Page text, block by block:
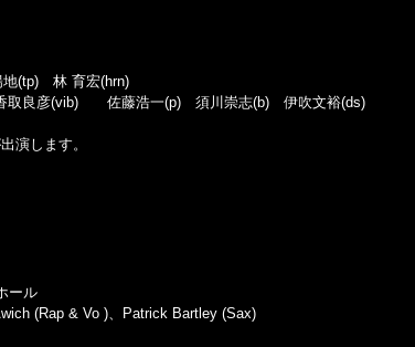
(tp) 林 育宏(hrn)
良彦(vib) 佐藤浩一(p) 須川崇志(b) 伊吹文裕(ds)
演します。
ール
(Rap & Vo )、Patrick Bartley (Sax)